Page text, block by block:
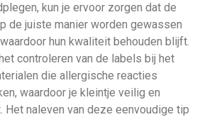
kun je ervoor zorgen dat de
de juiste manier worden gewassen
hun kwaliteit behouden blijft.
controleren van de labels bij het
die allergische reacties
waardoor je kleintje veilig en
naleven van deze eenvoudige tip